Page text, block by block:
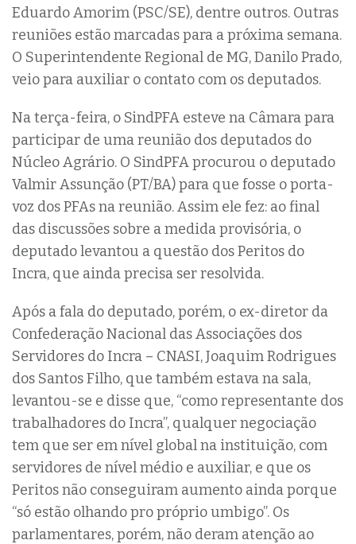
Eduardo Amorim (PSC/SE), dentre outros. Outras
reuniões estão marcadas para a próxima semana.
O Superintendente Regional de MG, Danilo Prado,
veio para auxiliar o contato com os deputados.
Na terça-feira, o SindPFA esteve na Câmara para
participar de uma reunião dos deputados do
Núcleo Agrário. O SindPFA procurou o deputado
Valmir Assunção (PT/BA) para que fosse o porta-
voz dos PFAs na reunião. Assim ele fez: ao final
das discussões sobre a medida provisória, o
deputado levantou a questão dos Peritos do
Incra, que ainda precisa ser resolvida.
Após a fala do deputado, porém, o ex-diretor da
Confederação Nacional das Associações dos
Servidores do Incra – CNASI, Joaquim Rodrigues
dos Santos Filho, que também estava na sala,
levantou-se e disse que, “como representante dos
trabalhadores do Incra”, qualquer negociação
tem que ser em nível global na instituição, com
servidores de nível médio e auxiliar, e que os
Peritos não conseguiram aumento ainda porque
“só estão olhando pro próprio umbigo”. Os
parlamentares, porém, não deram atenção ao